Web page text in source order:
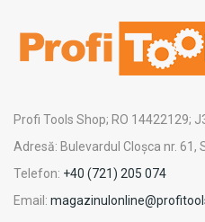
Profi Tools Shop; RO 14422129;
Adresă: Bulevardul Cloșca nr. 61,
Telefon: +40 (721) 205 074
Email: